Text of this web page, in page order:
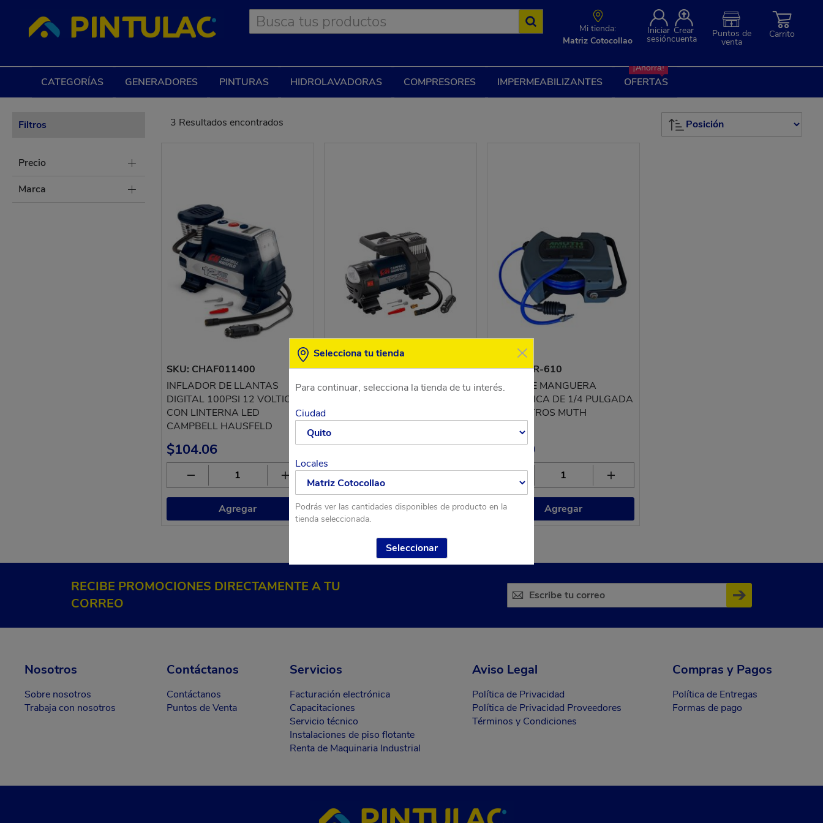
Content
Mi tienda:
Matriz Cotocollao
Selecciona tu tienda
Para continuar, selecciona la tienda de tu interés.
Ciudad
Locales
Podrás ver las cantidades disponibles de producto en la
tienda seleccionada.
Seleccionar
Iniciar
sesión
Crear
cuenta Puntos de
venta
Carrito
CATEGORÍAS GENERADORES PINTURAS HIDROLAVADORAS COMPRESORES IMPERMEABILIZANTES OFERTAS
¡Ahorra!
3 Resultados encontrados
Set
Descending
SKU: CHAF011400
INFLADOR DE LLANTAS
DIGITAL 100PSI 12 VOLTIOS
CON LINTERNA LED
CAMPBELL HAUSFELD
$104.06
Agregar
SKU: CHAF010400
INFLADOR DE LLANTAS
$77.27
Agregar
SKU: MGR-610
CARRETE MANGUERA
NEUMATICA DE 1/4 PULGADA
X 10 METROS MUTH
$80.60
Agregar
Filtros
Precio
Marca
RECIBE PROMOCIONES DIRECTAMENTE A TU
CORREO
Nosotros
Sobre nosotros
Trabaja con nosotros
Contáctanos
Contáctanos
Puntos de Venta
Servicios
Facturación electrónica
Capacitaciones
Servicio técnico
Instalaciones de piso flotante
Renta de Maquinaria Industrial
Aviso Legal
Política de Privacidad
Política de Privacidad Proveedores
Términos y Condiciones
Compras y Pagos
Política de Entregas
Formas de pago